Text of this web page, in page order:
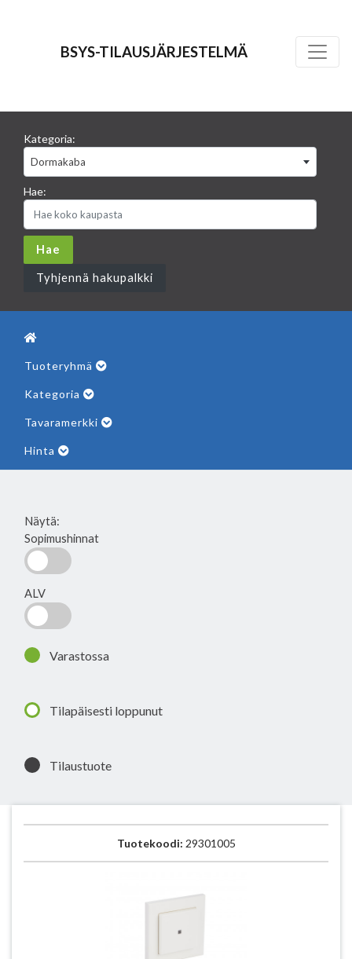
BSYS-TILAUSJÄRJESTELMÄ
Kategoria:
Dormakaba
Hae:
Tyhjennä hakupalkki
Tuoteryhmä
Kategoria
Tavaramerkki
Hinta
Näytä:
Sopimushinnat
ALV
Varastossa
Tilapäisesti loppunut
Tilaustuote
Tuotekoodi: 29301005